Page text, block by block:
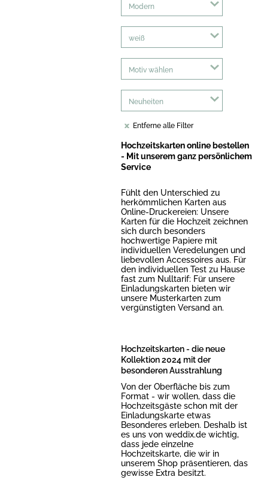
Modern
weiß
Motiv wählen
Neuheiten
Entferne alle Filter
Hochzeitskarten online bestellen
- Mit unserem ganz persönlichem
Service
Fühlt den Unterschied zu
herkömmlichen Karten aus
Online-Druckereien: Unsere
Karten für die Hochzeit zeichnen
sich durch besonders
hochwertige Papiere mit
individuellen Veredelungen und
liebevollen Accessoires aus. Für
den individuellen Test zu Hause
fast zum Nulltarif: Für unsere
Einladungskarten bieten wir
unsere Musterkarten zum
vergünstigten Versand an.
Hochzeitskarten - die neue
Kollektion 2024 mit der
besonderen Ausstrahlung
Von der Oberfläche bis zum
Format - wir wollen, dass die
Hochzeitsgäste schon mit der
Einladungskarte etwas
Besonderes erleben. Deshalb ist
es uns von weddix.de wichtig,
dass jede einzelne
Hochzeitskarte, die wir in
unserem Shop präsentieren, das
gewisse Extra besitzt.